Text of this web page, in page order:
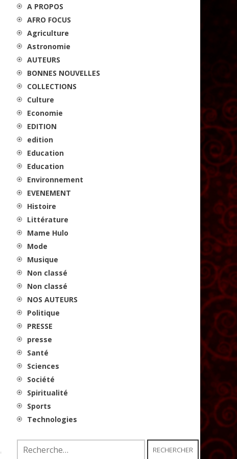
A PROPOS
AFRO FOCUS
Agriculture
Astronomie
AUTEURS
BONNES NOUVELLES
COLLECTIONS
Culture
Economie
EDITION
edition
Education
Education
Environnement
EVENEMENT
Histoire
Littérature
Mame Hulo
Mode
Musique
Non classé
Non classé
NOS AUTEURS
Politique
PRESSE
presse
Santé
Sciences
Société
Spiritualité
Sports
Technologies
Rechercher :